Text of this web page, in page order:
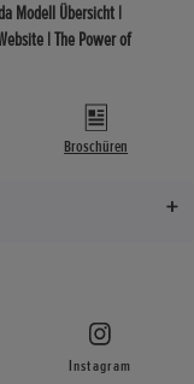
Modell Übersicht |
| The Power of
Broschüren
Instagram